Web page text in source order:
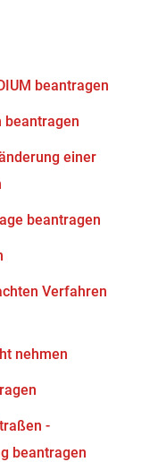
beantragen
beantragen
einer
beantragen
Verfahren
nehmen
-
beantragen